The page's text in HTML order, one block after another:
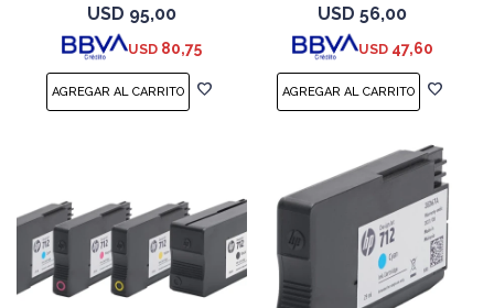
USD 95,00
USD 80,75
cartucho de tinta - para
DesignJet Studio, T210, T230,
T250, T630, T650
USD 56,00
USD 47,60